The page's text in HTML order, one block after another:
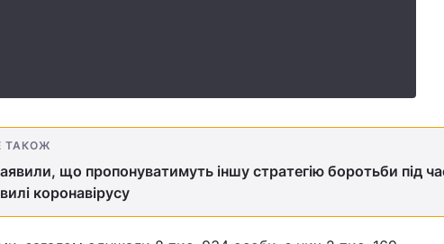
ТАКОЖ
що пропонуватимуть іншу стратегію боротьби під
коронавірусу